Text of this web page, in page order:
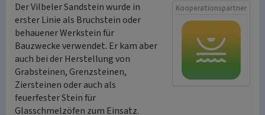
Kooperationspartner
Der Vilbeler Sandstein wurde in
erster Linie als Bruchstein oder
behauener Werkstein für
Bauzwecke verwendet. Er kam aber
auch bei der Herstellung von
Grabsteinen, Grenzsteinen,
Ziersteinen oder auch als
feuerfester Stein für
Glasschmelzöfen zum Einsatz.